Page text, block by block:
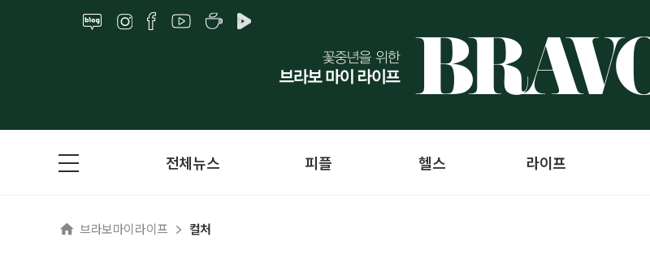
전체뉴스 피플 헬스 라이프
브라보마이라이프 컬처